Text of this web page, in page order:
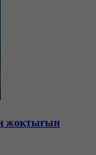
жоқтығын